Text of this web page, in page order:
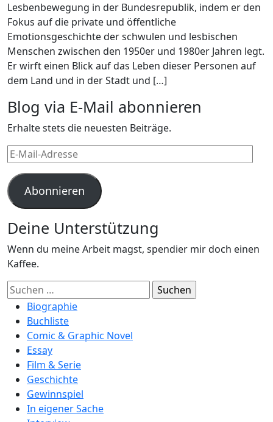
Lesbenbewegung in der Bundesrepublik, indem er den
Fokus auf die private und öffentliche
Emotionsgeschichte der schwulen und lesbischen
Menschen zwischen den 1950er und 1980er Jahren legt.
Er wirft einen Blick auf das Leben dieser Personen auf
dem Land und in der Stadt und […]
Blog via E-Mail abonnieren
Erhalte stets die neuesten Beiträge.
E-
Mail-
Adresse
Abonnieren
Deine Unterstützung
Wenn du meine Arbeit magst, spendier mir doch einen
Kaffee.
Suchen
nach:Biographie
Buchliste
Comic & Graphic Novel
Essay
Film & Serie
Geschichte
Gewinnspiel
In eigener Sache